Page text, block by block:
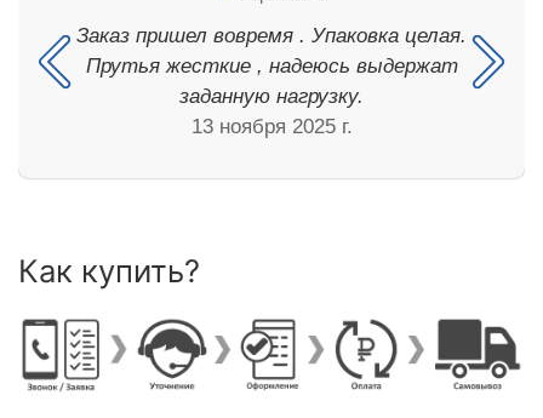
Заказ пришел вовремя . Упаковка целая.
Прутья жесткие , надеюсь выдержат
заданную нагрузку.
13 ноября 2025 г.
Как купить?